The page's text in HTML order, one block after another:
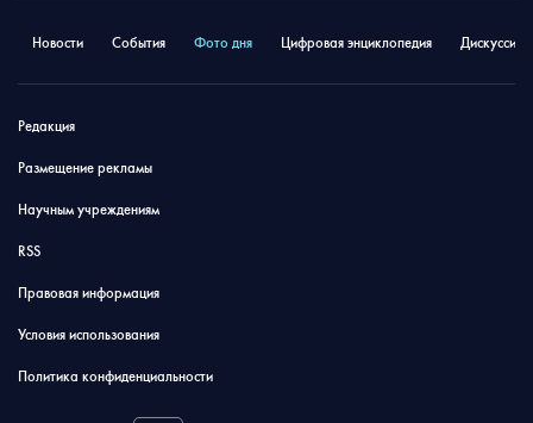
Новости События Фото дня Цифровая энциклопедия
Редакция
Размещение рекламы
Научным учреждениям
RSS
Правовая информация
Условия использования
Политика конфиденциальности